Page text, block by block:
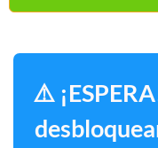
⚠️